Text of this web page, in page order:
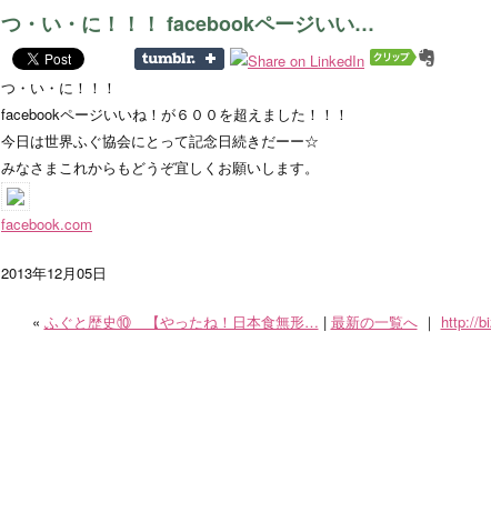
つ・い・に！！！ facebookページいい…
つ・い・に！！！
facebookページいいね！が６００を超えました！！！
今日は世界ふぐ協会にとって記念日続きだーー☆
みなさまこれからもどうぞ宜しくお願いします。
facebook.com
2013年12月05日
« ふぐと歴史⑩ 【やったね！日本食無形… | 最新の一覧へ｜ http://